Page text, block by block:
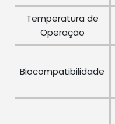
Temperatura de
Operação
Biocompatibilidade